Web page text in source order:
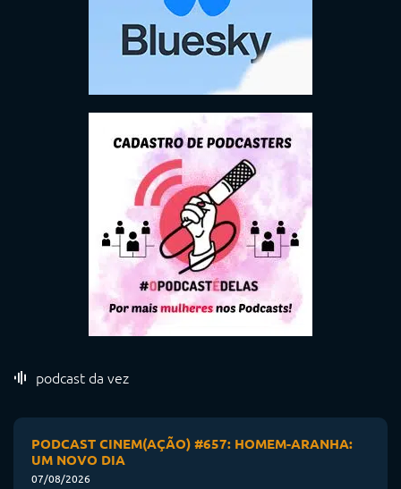
podcast da vez
PODCAST CINEM(AÇÃO) #657: HOMEM-ARANHA:
UM NOVO DIA
07/08/2026